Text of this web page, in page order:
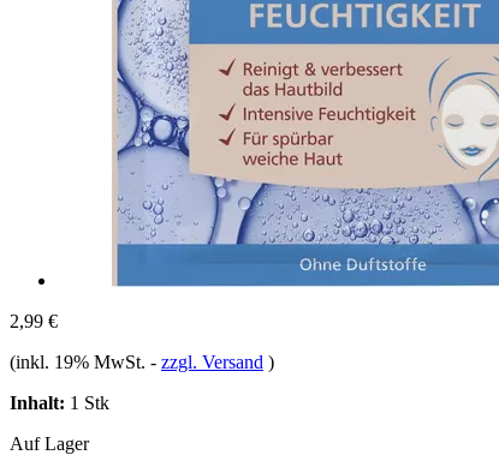
2,99 €
(inkl. 19% MwSt. - zzgl. Versand )
Inhalt: 1 Stk
Auf Lager